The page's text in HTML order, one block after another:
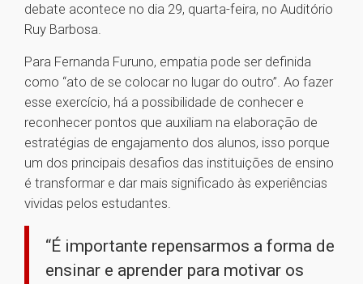
debate acontece no dia 29, quarta-feira, no Auditório
Ruy Barbosa.
Para Fernanda Furuno, empatia pode ser definida
como “ato de se colocar no lugar do outro”. Ao fazer
esse exercício, há a possibilidade de conhecer e
reconhecer pontos que auxiliam na elaboração de
estratégias de engajamento dos alunos, isso porque
um dos principais desafios das instituições de ensino
é transformar e dar mais significado às experiências
vividas pelos estudantes.
“É importante repensarmos a forma de
ensinar e aprender para motivar os